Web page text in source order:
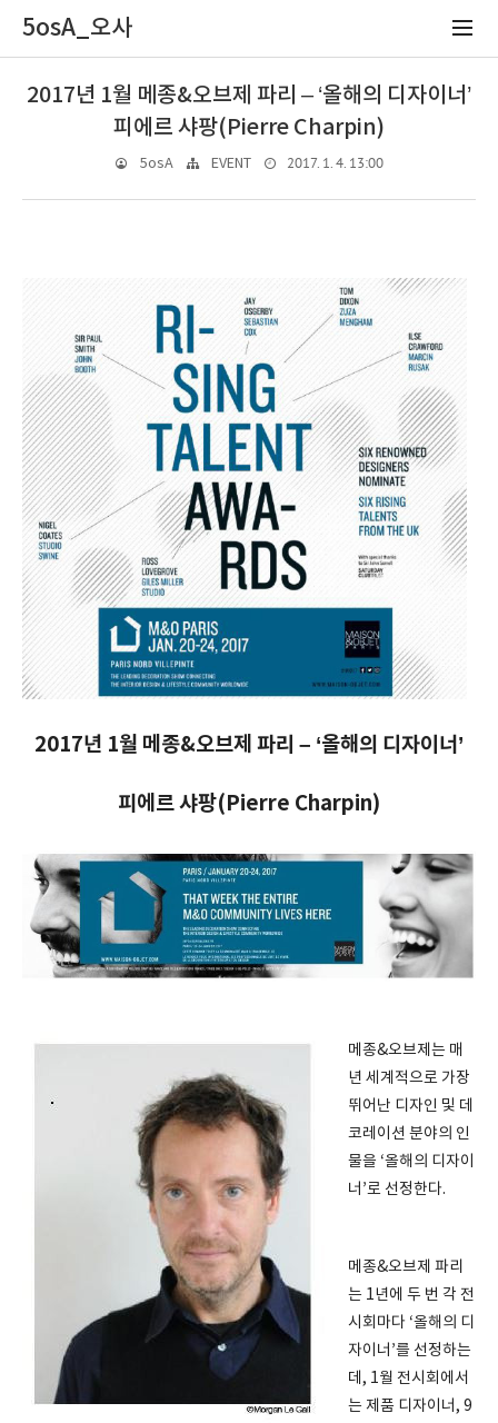
5osA_오사
2017년 1월 메종&오브제 파리 – ‘올해의 디자이너’
피에르 샤팡(Pierre Charpin)
5osA EVENT 2017. 1. 4. 13:00
2017년 1월 메종&오브제 파리 – ‘올해의 디자이너’
피에르 샤팡(Pierre Charpin)
메종&오브제는 매
년 세계적으로 가장
뛰어난 디자인 및 데
코레이션 분야의 인
물을 ‘올해의 디자이
너’로 선정한다.
메종&오브제 파리
는 1년에 두 번 각 전
시회마다 ‘올해의 디
자이너’를 선정하는
데, 1월 전시회에서
는 제품 디자이너, 9